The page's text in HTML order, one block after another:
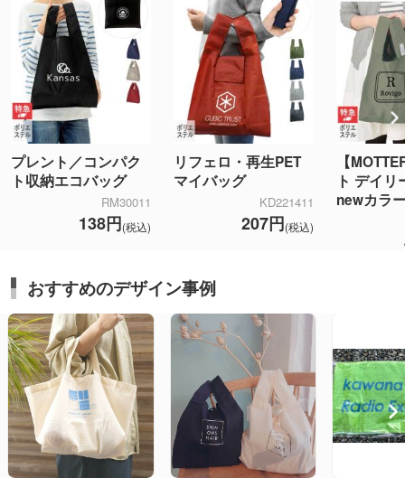
プレント／コンパク
ト収納エコバッグ
RM30011
138円(税込)
リフェロ・再生PET
マイバッグ
KD221411
207円(税込)
【
ト デイリ
newカラ
おすすめのデザイン事例